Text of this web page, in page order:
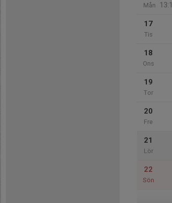
Mån
17
Tis
18
Ons
19
Tor
20
Fre
21
Lör
22
Sön